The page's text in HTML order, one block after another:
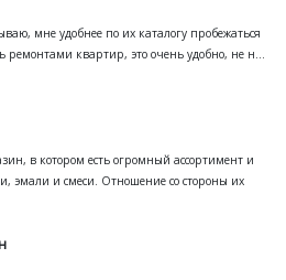
мне удобнее по их каталогу пробежаться
квартир, это очень удобно, не н...
в котором есть огромный ассортимент и
эмали и смеси. Отношение со стороны их